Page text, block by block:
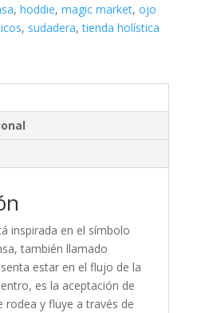
, hoddie, magic market, ojo
, sudadera,tienda holística
inspirada en el símbolo
también llamado
estar en el flujo de la
es la aceptación de
rodea y fluye a través de